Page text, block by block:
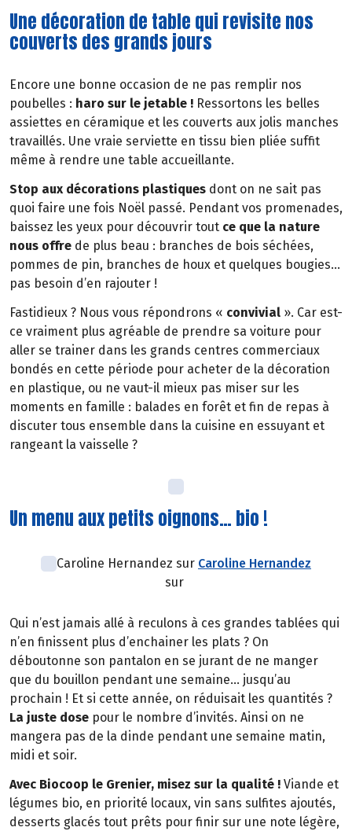
Une décoration de table qui revisite nos
couverts des grands jours
Encore une bonne occasion de ne pas remplir nos
poubelles : haro sur le jetable ! Ressortons les belles
assiettes en céramique et les couverts aux jolis manches
travaillés. Une vraie serviette en tissu bien pliée suffit
même à rendre une table accueillante.
Stop aux décorations plastiques dont on ne sait pas
quoi faire une fois Noël passé. Pendant vos promenades,
baissez les yeux pour découvrir tout ce que la nature
nous offre de plus beau : branches de bois séchées,
pommes de pin, branches de houx et quelques bougies…
pas besoin d’en rajouter !
Fastidieux ? Nous vous répondrons « convivial ». Car est-
ce vraiment plus agréable de prendre sa voiture pour
aller se trainer dans les grands centres commerciaux
bondés en cette période pour acheter de la décoration
en plastique, ou ne vaut-il mieux pas miser sur les
moments en famille : balades en forêt et fin de repas à
discuter tous ensemble dans la cuisine en essuyant et
rangeant la vaisselle ?
Un menu aux petits oignons… bio !
Caroline Hernandez sur Caroline Hernandez
sur
Qui n’est jamais allé à reculons à ces grandes tablées qui
n’en finissent plus d’enchainer les plats ? On
déboutonne son pantalon en se jurant de ne manger
que du bouillon pendant une semaine… jusqu’au
prochain ! Et si cette année, on réduisait les quantités ?
La juste dose pour le nombre d’invités. Ainsi on ne
mangera pas de la dinde pendant une semaine matin,
midi et soir.
Avec Biocoop le Grenier, misez sur la qualité ! Viande et
légumes bio, en priorité locaux, vin sans sulfites ajoutés,
desserts glacés tout prêts pour finir sur une note légère,